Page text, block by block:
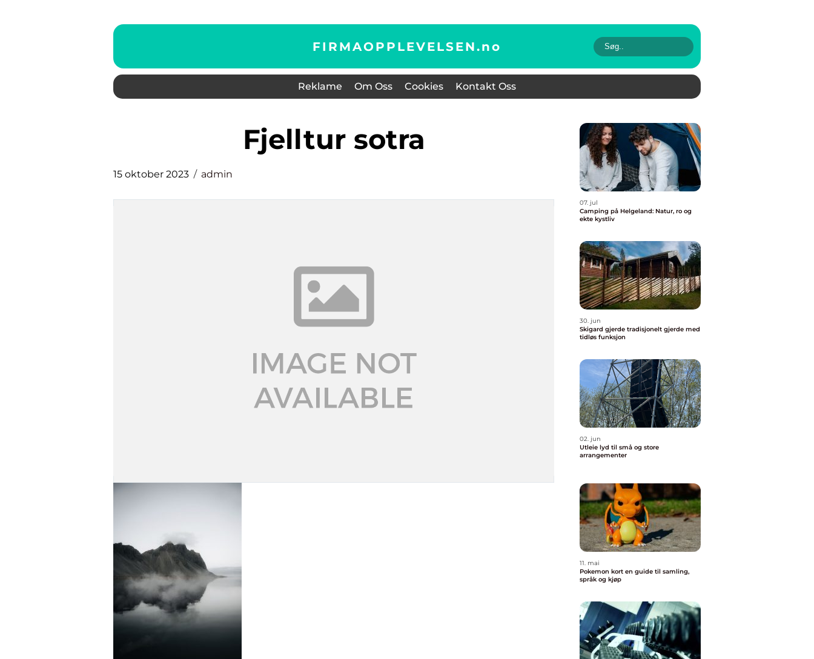
FIRMAOPPLEVELSEN.no
Reklame Om Oss Cookies Kontakt Oss
fjelltur sotra
15 oktober 2023 admin
07. jul
Camping på Helgeland: Natur, ro og
ekte kystliv
30. jun
Skigard gjerde tradisjonelt gjerde med
tidløs funksjon
02. jun
Utleie lyd til små og store
arrangementer
11. mai
Pokemon kort en guide til samling,
språk og kjøp